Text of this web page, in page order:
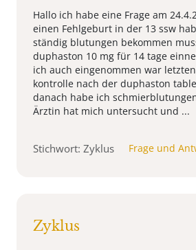
Hallo ich habe eine Frage am
einen Fehlgeburt in der 13 ssw
ständig blutungen bekommen
duphaston 10 mg für 14 tage
ich auch eingenommen war
kontrolle nach der duphaston
danach habe ich
Ärztin hat mich untersucht und ...
Stichwort: Zyklus Frage und
Zyklus